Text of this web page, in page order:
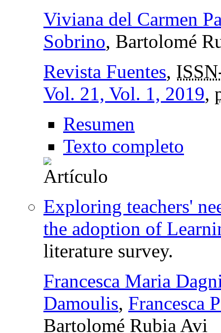
Viviana del Carmen
Sobrino, Bartolomé
Revista Fuentes,
Vol. 21, Vol. 1, 2019,
Resumen
Texto completo
Exploring teachers'
the adoption of
literature survey.
Francesca Maria
Damoulis, Francesca
Bartolomé Rubia Avi